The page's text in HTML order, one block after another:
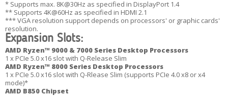
* Supports max. 8K@30Hz as specified in DisplayPort 1.4
** Supports 4K@60Hz as specified in HDMI 2.1
*** VGA resolution support depends on processors' or graphic cards'
resolution.
Expansion Slots:
AMD Ryzen™ 9000 & 7000 Series Desktop Processors
1 x PCIe 5.0 x16 slot with Q-Release Slim
AMD Ryzen™ 8000 Series Desktop Processors
1 x PCIe 5.0 x16 slot with Q-Rlease Slim (supports PCIe 4.0 x8 or x4
mode)*
AMD B850 Chipset